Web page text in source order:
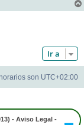
Ir a
son UTC+02:00
- Aviso Legal -